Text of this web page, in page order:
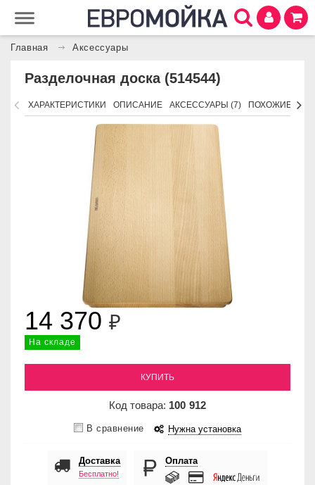
Главная Аксессуары
Разделочная доска (514544)
ХАРАКТЕРИСТИКИ ОПИСАНИЕ АКСЕССУАРЫ (7) ПОХОЖИЕ
14 370 ₽
На складе
КУПИТЬ
Код товара: 100 912
В сравнение Нужна установка
Доставка
Бесплатно!
Оплата